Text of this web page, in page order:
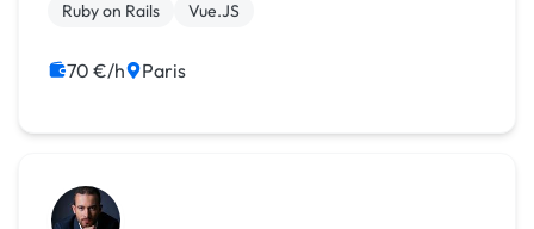
Ruby on Rails
Vue.JS
70 €/h Paris